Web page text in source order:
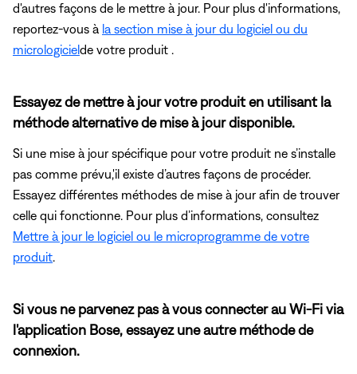
d'autres façons de le mettre à jour. Pour plus d'informations,
reportez-vous à la section mise à jour du logiciel ou du
micrologicielde votre produit .
Essayez de mettre à jour votre produit en utilisant la
méthode alternative de mise à jour disponible.
Si une mise à jour spécifique pour votre produit ne s’installe
pas comme prévu,'il existe d’autres façons de procéder.
Essayez différentes méthodes de mise à jour afin de trouver
celle qui fonctionne. Pour plus d’informations, consultez
Mettre à jour le logiciel ou le microprogramme de votre
produit.
Si vous ne parvenez pas à vous connecter au Wi-Fi via
l'application Bose, essayez une autre méthode de
connexion.